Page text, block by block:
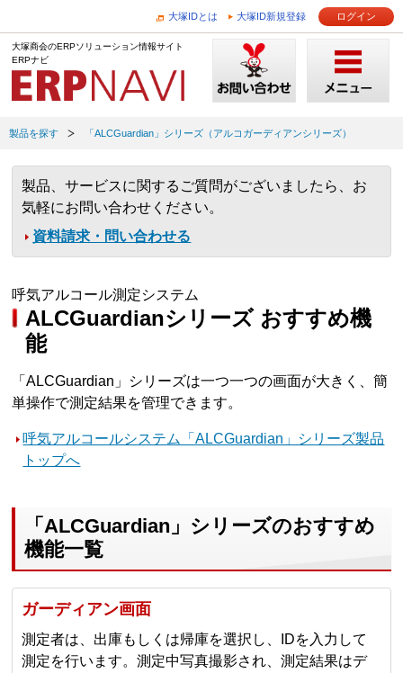
大塚IDとは 大塚ID新規登録 ログイン
大塚商会のERPソリューション情報サイト
ERPナビ
製品を探す 「ALCGuardian」シリーズ（アルコガーディアンシリーズ）
製品、サービスに関するご質問がございましたら、お
気軽にお問い合わせください。
資料請求・問い合わせる
呼気アルコール測定システム
ALCGuardianシリーズ おすすめ機
能
「ALCGuardian」シリーズは一つ一つの画面が大きく、簡
単操作で測定結果を管理できます。
呼気アルコールシステム「ALCGuardian」シリーズ製品
トップへ
「ALCGuardian」シリーズのおすすめ
機能一覧
ガーディアン画面
測定者は、出庫もしくは帰庫を選択し、IDを入力して
測定を行います。測定中写真撮影され、測定結果はデ